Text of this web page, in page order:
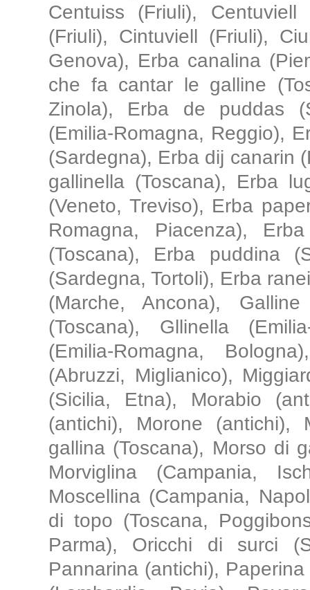
Centuiss (Friuli),
(Friuli), Cintuviell (Friuli),
Genova), Erba canalina
che fa cantar le galline
Zinola), Erba de puddas
(Emilia-Romagna, Reggio),
(Sardegna), Erba dij canarin
gallinella (Toscana), Erba
(Veneto, Treviso), Erba
Romagna, Piacenza),
(Toscana), Erba puddina
(Sardegna, Tortoli), Erba
(Marche, Ancona),
(Toscana), Gllinella
(Emilia-Romagna,
(Abruzzi, Miglianico),
(Sicilia, Etna), Morabio
(antichi), Morone (antichi),
gallina (Toscana), Morso di
Morviglina (Campania,
Moscellina (Campania,
di topo (Toscana,
Parma), Oricchi di surci
Pannarina (antichi),